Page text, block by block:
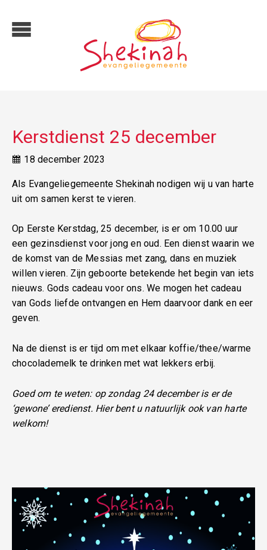
Kerstdienst 25 december
18 december 2023
Als Evangeliegemeente Shekinah nodigen wij u van harte
uit om samen kerst te vieren.
Op Eerste Kerstdag, 25 december, is er om 10.00 uur
een gezinsdienst voor jong en oud. Een dienst waarin we
de komst van de Messias met zang, dans en muziek
willen vieren. Zijn geboorte betekende het begin van iets
nieuws. Gods cadeau voor ons. We mogen het cadeau
van Gods liefde ontvangen en Hem daarvoor dank en eer
geven.
Na de dienst is er tijd om met elkaar koffie/thee/warme
chocolademelk te drinken met wat lekkers erbij.
Goed om te weten: op zondag 24 december is er de
‘gewone’ eredienst. Hier bent u natuurlijk ook van harte
welkom!